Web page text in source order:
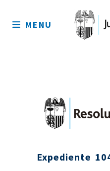
sitio
MENU
Expediente